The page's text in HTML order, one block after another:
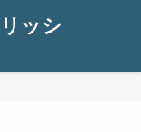
ッシ